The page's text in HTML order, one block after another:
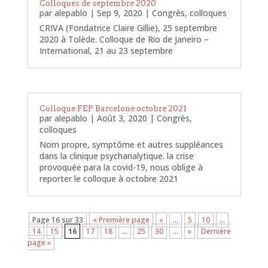
Colloques de septembre 2020
par alepablo | Sep 9, 2020 | Congrès, colloques
CRIVA (Fondatrice Claire Gillie), 25 septembre
2020 à Tolède. Colloque de Rio de Janeiro –
International, 21 au 23 septembre
Colloque FEP Barcelone octobre 2021
par alepablo | Août 3, 2020 | Congrès,
colloques
Nom propre, symptôme et autres suppléances
dans la clinique psychanalytique. la crise
provoquée para la covid-19, nous oblige à
reporter le colloque à octobre 2021
Page 16 sur 33 « Première page « … 5 10
…
14
15 16 17 18 … 25 30 … »
Dernière
page »